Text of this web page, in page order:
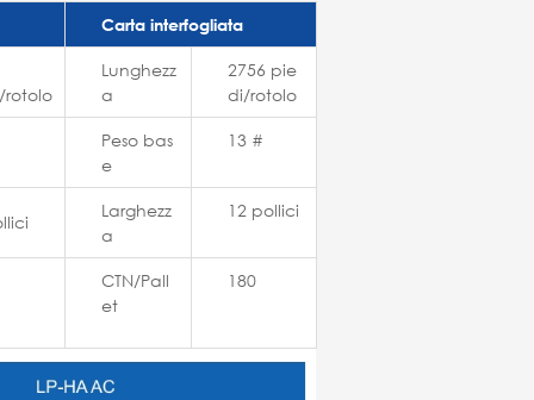
Carta interfogliata
Lunghezz
a
2756 pie
di/rotolo
Peso bas
e
13 #
Larghezz
a
12 pollici
CTN/Pall
et
180